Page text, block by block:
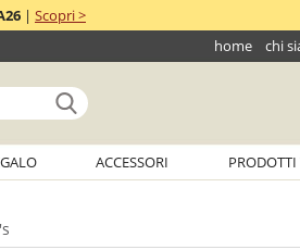
| Scopri >
home chi
ACCESSORI